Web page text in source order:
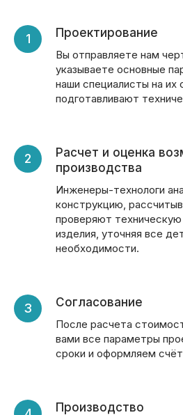
Проектирование
Вы отправляете нам
указываете основные
наши специалисты на их
подготавливают
Расчет и оценка
производства
Инженеры-технологи
конструкцию,
проверяют
изделия, уточняя все
необходимости.
Согласование
После расчета
вами все параметры
сроки и оформляем счёт
Производство